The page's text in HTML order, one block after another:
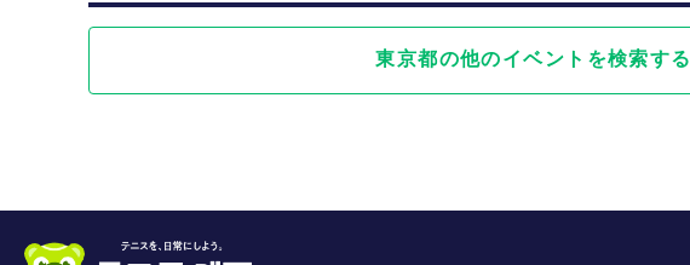
東京都の他のイベントを検索する